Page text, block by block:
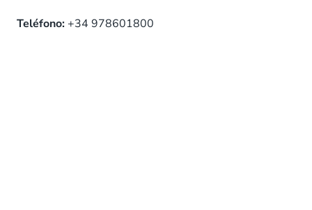
Teléfono: +34 978601800